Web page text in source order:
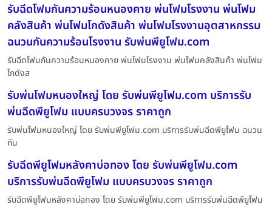
รับฉีดโฟมกันความร้อนหนองคาย พ่นโฟมโรงงาน พ่นโฟม
คลังสินค้า พ่นโฟมโกดังสินค้า พ่นโฟมโรงงานอุตสาหกรรม
ฉนวนกันความร้อนโรงงาน รับพ่นพียูโฟม.com
รับฉีดโฟมกันความร้อนหนองคาย พ่นโฟมโรงงาน พ่นโฟมคลังสินค้า พ่นโฟม
โกดังส
รับพ่นโฟมหนองใหญ่ โดย รับพ่นพียูโฟม.com บริการรับ
พ่นฉีดพียูโฟม แบบครบวงจร ราคาถูก
รับพ่นโฟมหนองใหญ่ โดย รับพ่นพียูโฟม.com บริการรับพ่นฉีดพียูโฟม ฉนวน
กัน
รับฉีดพียูโฟมหลังคาบ่อทอง โดย รับพ่นพียูโฟม.com
บริการรับพ่นฉีดพียูโฟม แบบครบวงจร ราคาถูก
รับฉีดพียูโฟมหลังคาบ่อทอง โดย รับพ่นพียูโฟม.com บริการรับพ่นฉีดพียูโฟม